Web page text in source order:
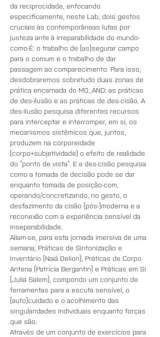
da reciprocidade, enfocando
especificamente, neste Lab, dois gestos
cruciais às contemporâneas lutas por
justeza ante à irreparabilidade do mundo-
como-É: o trabalho de (as)segurar campo
para o comum e o trabalho de dar
passagem ao comparecimento. Para isso,
desdobraremos sobretudo duas zonas de
prática encarnada do MO_AND: as práticas
de des-ilusão e as práticas de des-cisão. A
des-ilusão pesquisa diferentes recursos
para interceptar e interromper, em si, os
mecanismos sistêmicos que, juntos,
produzem na corporeidade
(corpo+subjetividade) o efeito de realidade
do “ponto de vista”. E a des-cisão pesquisa
como a tomada de decisão pode se dar
enquanto tomada de posição-com,
operando/concretizando, no gesto, o
desfazimento da cisão (pós-)moderna e a
reconexão com a experiência sensível da
inseparabilidade.
Aliam-se, para esta jornada imersiva de uma
semana, Práticas de Sintonização e
Inventário (Naiá Delion), Práticas de Corpo
Antena (Patrícia Bergantin) e Práticas em Si
(Julia Salem), compondo um conjunto de
ferramentas para a escuta sensível, o
(auto)cuidado e o acolhimento das
singularidades individuais enquanto forças
que são.
Através de um conjunto de exercícios para